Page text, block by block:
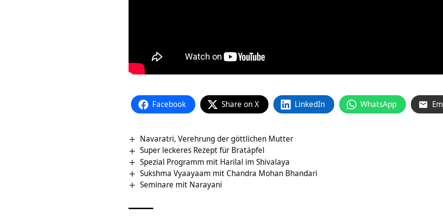
Facebook Share on X LinkedIn WhatsApp
Navaratri, Verehrung der göttlichen Mutter
Super leckeres Rezept für Bratäpfel
Spezial Programm mit Harilal im Shivalaya
Sukshma Vyaayaam mit Chandra Mohan Bhandari
Seminare mit Narayani